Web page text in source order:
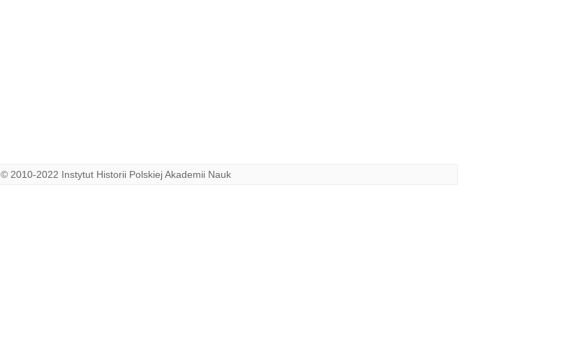
© 2010-2022 Instytut Historii Polskiej Akademii Nauk